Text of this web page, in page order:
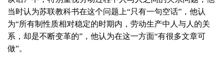
当时认为苏联教科书在这个问题上“只有一句空话”，他认
为“所有制性质相对稳定的时期内，劳动生产中人与人的关
系，却是不断变革的”，他认为在这一方面“有很多文章可
做”。